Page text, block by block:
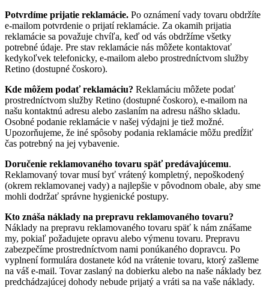
Potvrdíme prijatie reklamácie. Po oznámení vady tovaru obdržíte
e-mailom potvrdenie o prijatí reklamácie. Za okamih prijatia
reklamácie sa považuje chvíľa, keď od vás obdržíme všetky
potrebné údaje. Pre stav reklamácie nás môžete kontaktovať
kedykoľvek telefonicky, e-mailom alebo prostredníctvom služby
Retino (dostupné čoskoro).
Kde môžem podať reklamáciu? Reklamáciu môžete podať
prostredníctvom služby Retino (dostupné čoskoro), e-mailom na
našu kontaktnú adresu alebo zaslaním na adresu nášho skladu.
Osobné podanie reklamácie v našej výdajni je tiež možné.
Upozorňujeme, že iné spôsoby podania reklamácie môžu predĺžiť
čas potrebný na jej vybavenie.
Doručenie reklamovaného tovaru späť predávajúcemu.
Reklamovaný tovar musí byť vrátený kompletný, nepoškodený
(okrem reklamovanej vady) a najlepšie v pôvodnom obale, aby sme
mohli dodržať správne hygienické postupy.
Kto znáša náklady na prepravu reklamovaného tovaru?
Náklady na prepravu reklamovaného tovaru späť k nám znášame
my, pokiaľ požadujete opravu alebo výmenu tovaru. Prepravu
zabezpečíme prostredníctvom nami ponúkaného dopravcu. Po
vyplnení formulára dostanete kód na vrátenie tovaru, ktorý zašleme
na váš e-mail. Tovar zaslaný na dobierku alebo na naše náklady bez
predchádzajúcej dohody nebude prijatý a vráti sa na vaše náklady.